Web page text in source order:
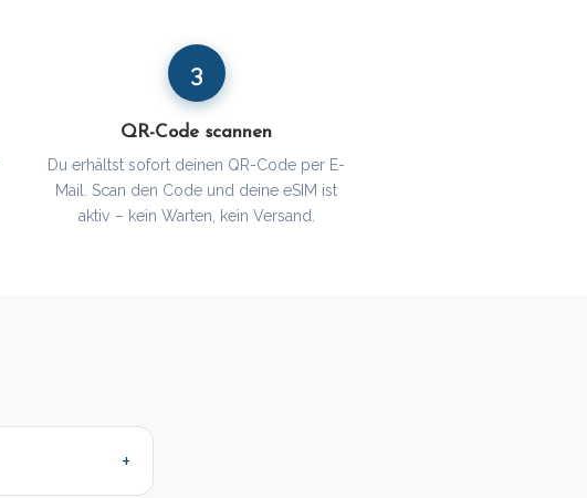
3
QR-Code scannen
Du erhältst sofort deinen QR-Code per E-
Mail. Scan den Code und deine eSIM ist
aktiv – kein Warten, kein Versand.